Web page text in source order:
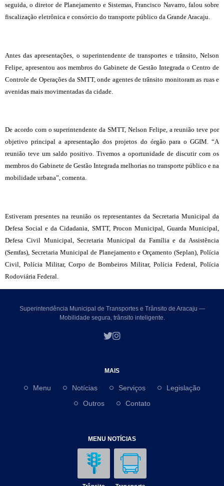
seguida, o diretor de Planejamento e Sistemas, Francisco Navarro, falou sobre
fiscalização eletrônica e consórcio do transporte público da Grande Aracaju.
Antes das apresentações, o superintendente de transportes e trânsito, Nelson
Felipe, apresentou aos membros do Gabinete de Gestão Integrada o Centro de
Controle de Operações da SMTT, onde agentes de trânsito monitoram as ruas e
avenidas mais movimentadas da cidade.
De acordo com o superintendente da SMTT, Nelson Felipe, a reunião teve por
objetivo principal a apresentação dos projetos do órgão para o GGIM. “A
reunião teve um saldo positivo. Tivemos a oportunidade de discutir com os
membros do Gabinete de Gestão Integrada melhorias no transporte público e na
mobilidade urbana”, comenta.
Estiveram presentes na reunião os representantes da Secretaria Municipal da
Defesa Social e da Cidadania, SMTT, Procon Municipal, Guarda Municipal,
Defesa Civil Municipal, Secretaria Municipal da Família e da Assistência
(Semfas), Secretaria Municipal de Planejamento e Orçamento (Seplan), Polícia
Civil, Polícia Militar, Corpo de Bombeiros Militar, Polícia Federal, Polícia
Rodoviária Federal.
Superintendência Municipal de Transportes e Trânsito de Aracaju —
Mobilidade segura, trânsito inteligente.
MAIS
Menu Notícias Serviços
Legislação
Outros
Contato
MENU NOTÍCIAS